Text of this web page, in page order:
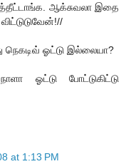
ஆக்சுவலா இதை
நெகடிவ் ஓட்டு இல்லையா?
ஓட்டு போட்டுகிட்டு
at 1:13 PM